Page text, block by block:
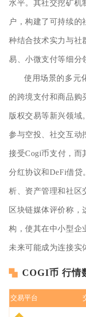
水平。其社交挖矿机
户，构建了可持续
种结合技术实力与社
易、小微支付等细分
使用场景的多元
的跨境支付和商品购
版权交易等新兴领域
参与空投、社交互动
接受Cogi币支付，而
分红协议和DeFi借贷
析、资产管理和社区
区块链媒体评价称，
构，使其在中小型企
未来可能成为连接实
COGI币 行情
交易平台